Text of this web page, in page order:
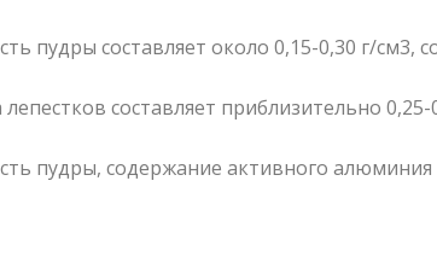
пудры составляет около 0,15-0,30 г/
составляет приблизительно
пудры, содержание активного